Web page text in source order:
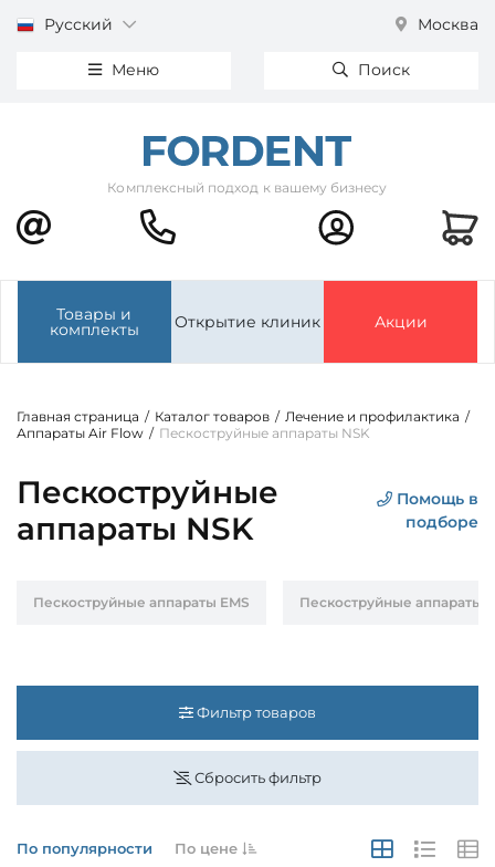
Русский Москва
Меню Поиск
Комплексный подход к вашему бизнесу
Товары и
комплекты Открытие клиник Акции
Главная страница / Каталог товаров / Лечение и профилактика /
Аппараты Air Flow / Пескоструйные аппараты NSK
Пескоструйные
аппараты NSK
Помощь в
подборе
Пескоструйные аппараты EMS Пескоструйные аппараты
Фильтр товаров
Сбросить фильтр
По популярности По цене